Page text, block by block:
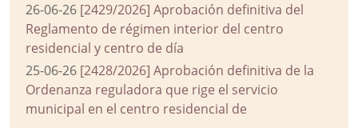
26-06-26 [2429/2026] Aprobación definitiva del
Reglamento de régimen interior del centro
residencial y centro de día
25-06-26 [2428/2026] Aprobación definitiva de la
Ordenanza reguladora que rige el servicio
municipal en el centro residencial de